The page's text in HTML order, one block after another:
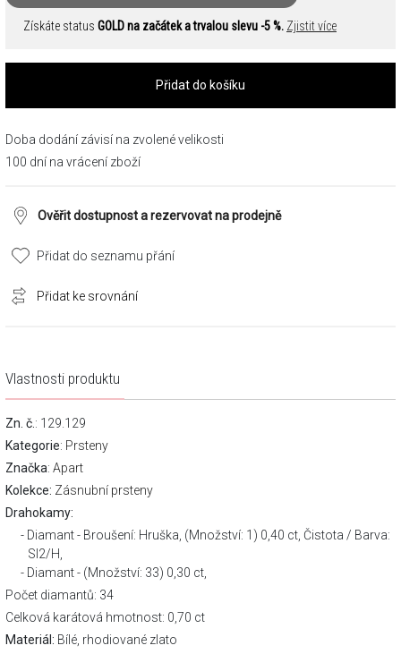
Získáte status GOLD na začátek a trvalou slevu -5 %. Zjistit více
Přidat do košíku
Doba dodání závisí na zvolené velikosti
100 dní na vrácení zboží
Ověřit dostupnost a rezervovat na prodejně
Přidat do seznamu přání
Přidat ke srovnání
Vlastnosti produktu
Zn. č. : 129.129
Kategorie: Prsteny
Značka: Apart
Kolekce: Zásnubní prsteny
Drahokamy:
Diamant - Broušení: Hruška, (Množství: 1) 0,40 ct, Čistota / Barva:
SI2/H,
Diamant - (Množství: 33) 0,30 ct,
Počet diamantů: 34
Celková karátová hmotnost: 0,70 ct
Materiál: Bílé, rhodiované zlato